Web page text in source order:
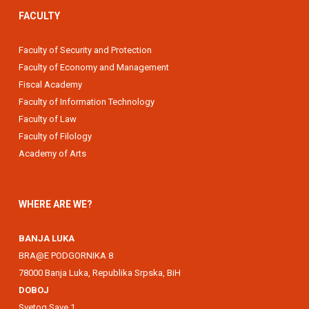
FACULTY
Faculty of Security and Protection
Faculty of Economy and Management
Fiscal Academy
Faculty of Information Technology
Faculty of Law
Faculty of Filology
Academy of Arts
WHERE ARE WE?
BANJA LUKA
BRA@E PODGORNIKA 8
78000 Banja Luka, Republika Srpska, BiH
DOBOJ